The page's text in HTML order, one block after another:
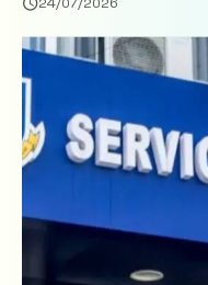
24/07/2026